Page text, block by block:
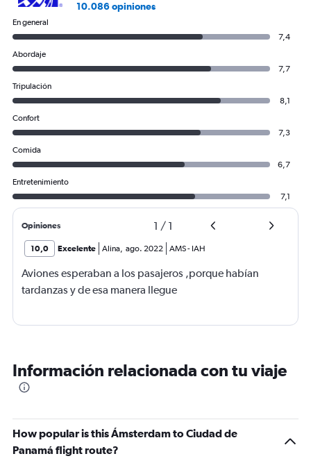
10.086 opiniones
En general
7,4
Abordaje
7,7
Tripulación
8,1
Confort
7,3
Comida
6,7
Entretenimiento
7,1
Opiniones 1 / 1
10,0 Excelente Alina, ago. 2022 AMS- IAH
Aviones esperaban a los pasajeros ,porque habían
tardanzas y de esa manera llegue
Información relacionada con tu viaje
How popular is this Ámsterdam to Ciudad de
Panamá flight route?